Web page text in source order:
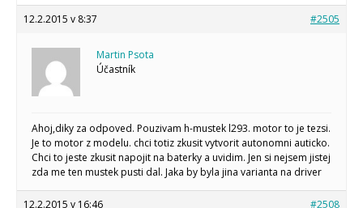
12.2.2015 v 8:37 #2505
Martin Psota
Účastník
Ahoj,diky za odpoved. Pouzivam h-mustek l293. motor to je tezsi.
Je to motor z modelu. chci totiz zkusit vytvorit autonomni auticko.
Chci to jeste zkusit napojit na baterky a uvidim. Jen si nejsem jistej
zda me ten mustek pusti dal. Jaka by byla jina varianta na driver
12.2.2015 v 16:46 #2508